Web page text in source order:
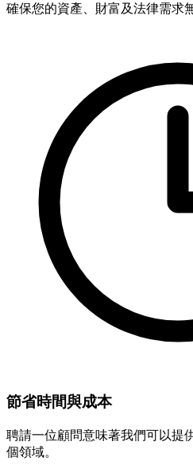
確保您的資產、財富及法律需求
節省時間與成本
聘請一位顧問意味著我們可以提
個領域。